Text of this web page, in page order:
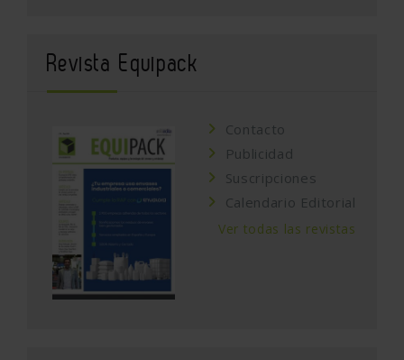
Revista Equipack
Contacto
Publicidad
Suscripciones
Calendario Editorial
Ver todas las revistas